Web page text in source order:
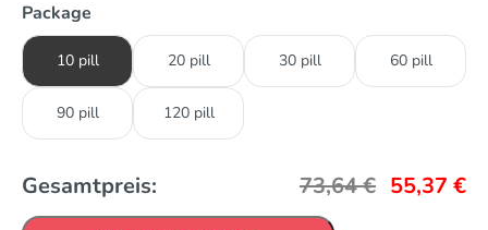
Package
10 pill 20 pill 30 pill 60 pill
90 pill 120 pill
Gesamtpreis: 73,64€ 55,37 €